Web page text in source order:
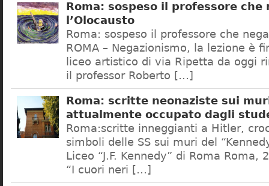
Roma: sospeso il professore che
l’Olocausto
Roma: sospeso il professore che
ROMA – Negazionismo, la lezione è
liceo artistico di via Ripetta da oggi
il professor Roberto […]
Roma: scritte neonaziste sui
attualmente occupato dagli
Roma:scritte inneggianti a Hitler,
simboli delle SS sui muri del
Liceo “J.F. Kennedy” di Roma Roma,
“I cuori neri […]